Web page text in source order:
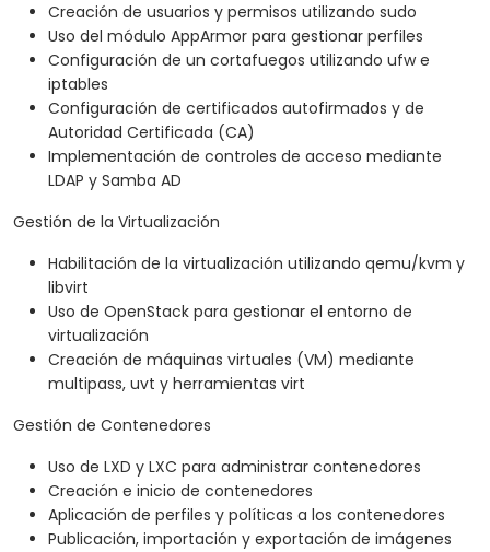
Creación de usuarios y permisos utilizando sudo
Uso del módulo AppArmor para gestionar perfiles
Configuración de un cortafuegos utilizando ufw e
iptables
Configuración de certificados autofirmados y de
Autoridad Certificada (CA)
Implementación de controles de acceso mediante
LDAP y Samba AD
Gestión de la Virtualización
Habilitación de la virtualización utilizando qemu/kvm y
libvirt
Uso de OpenStack para gestionar el entorno de
virtualización
Creación de máquinas virtuales (VM) mediante
multipass, uvt y herramientas virt
Gestión de Contenedores
Uso de LXD y LXC para administrar contenedores
Creación e inicio de contenedores
Aplicación de perfiles y políticas a los contenedores
Publicación, importación y exportación de imágenes